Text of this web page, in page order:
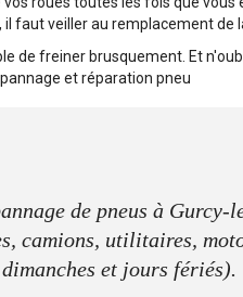
faut veiller au remplacement de
de freiner brusquement. Et
et réparation pneu
de pneus à Gurcy-
camions, utilitaires,
et jours fériés).